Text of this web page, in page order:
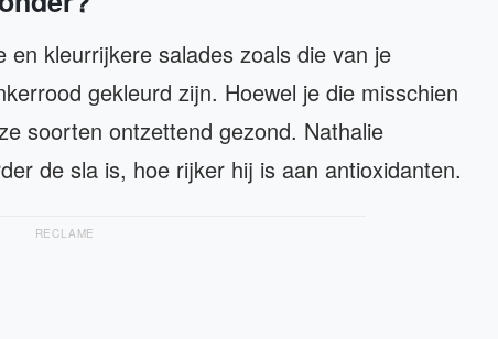
kleurrijkere salades zoals die van je
gekleurd zijn. Hoewel je die misschien
soorten ontzettend gezond. Nathalie
de sla is, hoe rijker hij is aan antioxidanten.
RECLAME